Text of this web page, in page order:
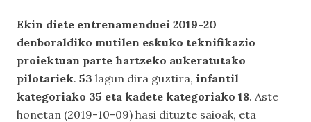
Ekin diete entrenamenduei 2019-20
denboraldiko mutilen eskuko teknifikazio
proiektuan parte hartzeko aukeratutako
pilotariek. 53 lagun dira guztira, infantil
kategoriako 35 eta kadete kategoriako 18. Aste
honetan (2019-10-09) hasi dituzte saioak, eta